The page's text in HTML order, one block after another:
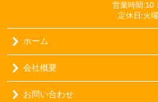
営業時間:10
定休日:火
ホーム
会社概要
お問い合わせ